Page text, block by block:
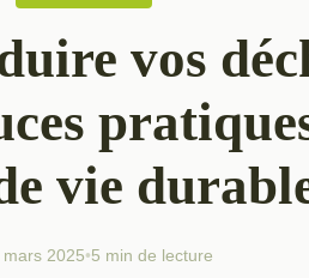
vos
vie
mars 2025•5 min de lecture